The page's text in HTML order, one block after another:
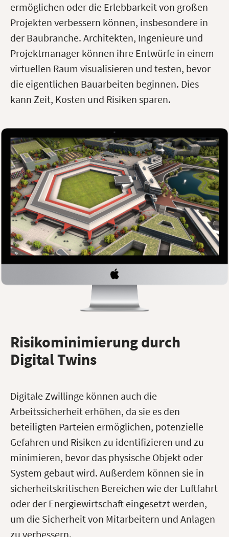
ermöglichen oder die Erlebbarkeit von großen
Projekten verbessern können, insbesondere in
der Baubranche. Architekten, Ingenieure und
Projektmanager können ihre Entwürfe in einem
virtuellen Raum visualisieren und testen, bevor
die eigentlichen Bauarbeiten beginnen. Dies
kann Zeit, Kosten und Risiken sparen.
Risikominimierung durch
Digital Twins
Digitale Zwillinge können auch die
Arbeitssicherheit erhöhen, da sie es den
beteiligten Parteien ermöglichen, potenzielle
Gefahren und Risiken zu identifizieren und zu
minimieren, bevor das physische Objekt oder
System gebaut wird. Außerdem können sie in
sicherheitskritischen Bereichen wie der Luftfahrt
oder der Energiewirtschaft eingesetzt werden,
um die Sicherheit von Mitarbeitern und Anlagen
zu verbessern.